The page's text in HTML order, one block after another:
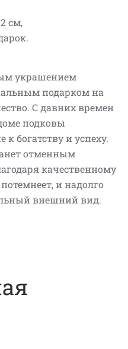
см,
украшением
подарком на
С давних времен
подковы
богатству и успеху.
отменным
качественному
и надолго
внешний вид.